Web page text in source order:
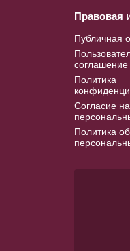
Правовая
Публичная
соглашение
Политика
Согласие
Политика